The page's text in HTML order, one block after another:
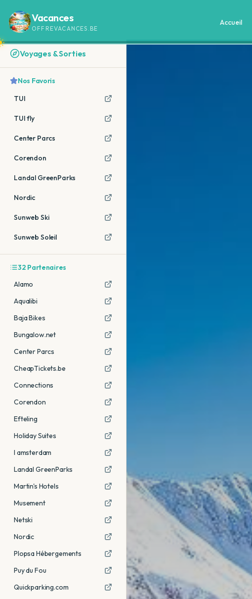
Vacances
OFFREVACANCES.BE
Accueil
Voyages & Sorties
Nos Favoris
TUI
TUI fly
Center Parcs
Corendon
Landal GreenParks
Nordic
Sunweb Ski
Sunweb Soleil
32 Partenaires
Alamo
Aqualibi
Baja Bikes
Bungalow.net
Center Parcs
CheapTickets.be
Connections
Corendon
Efteling
Holiday Suites
I amsterdam
Landal GreenParks
Martin's Hotels
Musement
Netski
Nordic
Plopsa Hébergements
Puy du Fou
Quickparking.com